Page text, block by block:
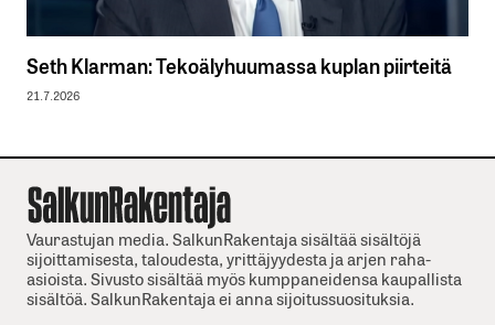
Seth Klarman: Tekoälyhuumassa kuplan piirteitä
21.7.2026
Vaurastujan media. SalkunRakentaja sisältää sisältöjä
sijoittamisesta, taloudesta, yrittäjyydesta ja arjen raha-
asioista. Sivusto sisältää myös kumppaneidensa kaupallista
sisältöä. SalkunRakentaja ei anna sijoitussuosituksia.